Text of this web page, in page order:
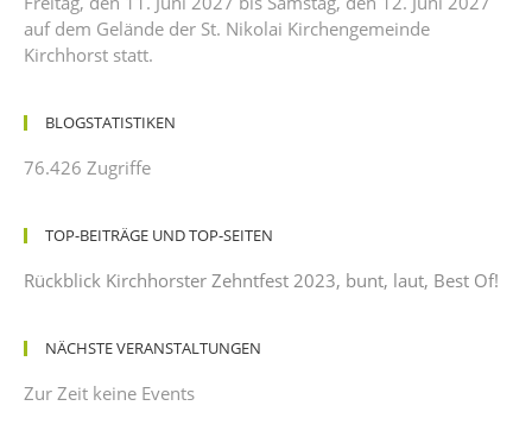
auf dem Gelände der St. Nikolai Kirchengemeinde
Kirchhorst statt.
BLOGSTATISTIKEN
76.426 Zugriffe
TOP-BEITRÄGE UND TOP-SEITEN
Rückblick Kirchhorster Zehntfest 2023, bunt, laut, Best Of!
NÄCHSTE VERANSTALTUNGEN
Zur Zeit keine Events